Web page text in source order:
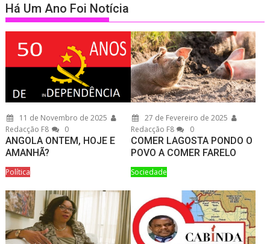
Há Um Ano Foi Notícia
11 de Novembro de 2025
Redacção F8
0
ANGOLA ONTEM, HOJE E
AMANHÃ?
Política
27 de Fevereiro de 2025
Redacção F8
0
COMER LAGOSTA PONDO O
POVO A COMER FARELO
Sociedade